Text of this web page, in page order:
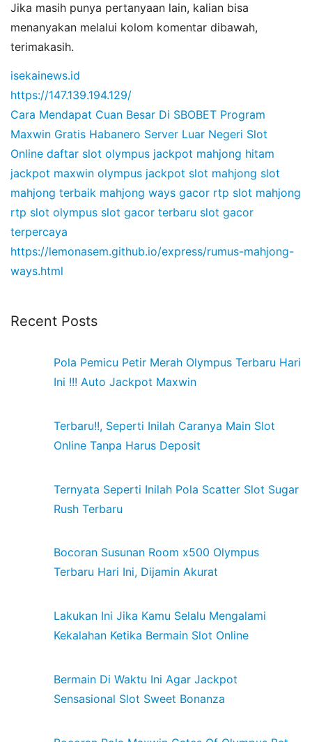
Jika masih punya pertanyaan lain, kalian bisa
menanyakan melalui kolom komentar dibawah,
terimakasih.
isekainews.id
https://147.139.194.129/
Cara Mendapat Cuan Besar Di SBOBET Program
Maxwin Gratis Habanero Server Luar Negeri Slot
Online daftar slot olympus jackpot mahjong hitam
jackpot maxwin olympus jackpot slot mahjong slot
mahjong terbaik mahjong ways gacor rtp slot mahjong
rtp slot olympus slot gacor terbaru slot gacor
terpercaya
https://lemonasem.github.io/express/rumus-mahjong-
ways.html
Recent Posts
Pola Pemicu Petir Merah Olympus Terbaru Hari
Ini !!! Auto Jackpot Maxwin
Terbaru!!, Seperti Inilah Caranya Main Slot
Online Tanpa Harus Deposit
Ternyata Seperti Inilah Pola Scatter Slot Sugar
Rush Terbaru
Bocoran Susunan Room x500 Olympus
Terbaru Hari Ini, Dijamin Akurat
Lakukan Ini Jika Kamu Selalu Mengalami
Kekalahan Ketika Bermain Slot Online
Bermain Di Waktu Ini Agar Jackpot
Sensasional Slot Sweet Bonanza